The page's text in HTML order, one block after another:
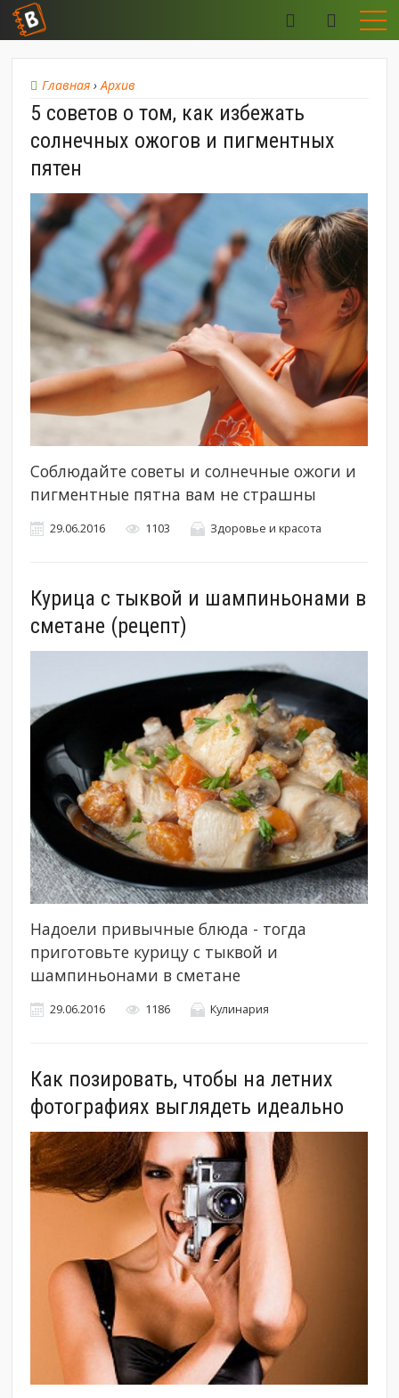
Главная ›Архив
5 советов о том, как избежать
солнечных ожогов и пигментных
пятен
Соблюдайте советы и солнечные ожоги и
пигментные пятна вам не страшны
29.06.2016 1103 Здоровье и красота
Курица с тыквой и шампиньонами в
сметане (рецепт)
Надоели привычные блюда - тогда
приготовьте курицу с тыквой и
шампиньонами в сметане
29.06.2016 1186 Кулинария
Как позировать, чтобы на летних
фотографиях выглядеть идеально